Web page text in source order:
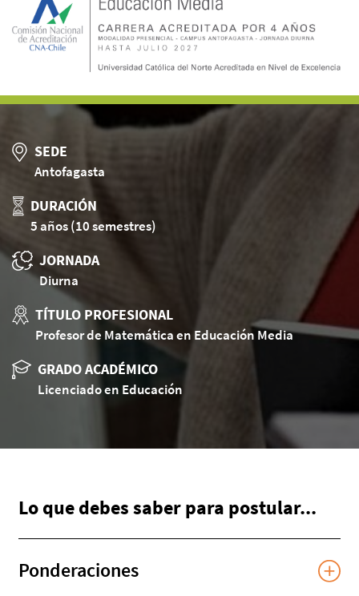
SEDE
Antofagasta
DURACIÓN
5 años (10 semestres)
JORNADA
Diurna
TÍTULO PROFESIONAL
Profesor de Matemática en Educación Media
GRADO ACADÉMICO
Licenciado en Educación
Lo que debes saber para postular...
Ponderaciones